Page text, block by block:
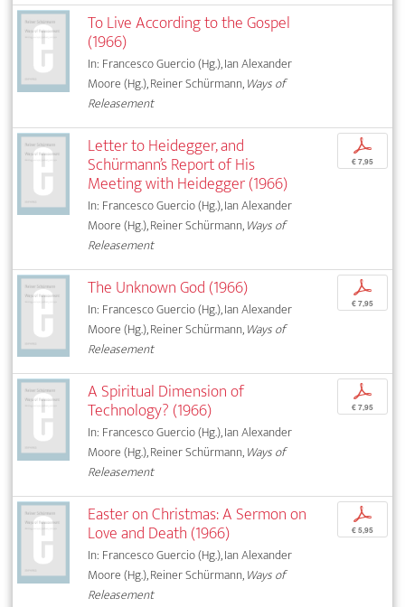
To Live According to the Gospel
(1966)
In: Francesco Guercio (Hg.), Ian Alexander
Moore (Hg.), Reiner Schürmann,Ways of
Releasement
Letter to Heidegger, and
Schürmann’s Report of His
Meeting with Heidegger (1966)
In: Francesco Guercio (Hg.), Ian Alexander
Moore (Hg.), Reiner Schürmann,Ways of
Releasement
p
€ 7,95
The Unknown God (1966)
In: Francesco Guercio (Hg.), Ian Alexander
Moore (Hg.), Reiner Schürmann,Ways of
Releasement
p
€ 7,95
A Spiritual Dimension of
Technology? (1966)
In: Francesco Guercio (Hg.), Ian Alexander
Moore (Hg.), Reiner Schürmann,Ways of
Releasement
p
€ 7,95
Easter on Christmas: A Sermon on
Love and Death (1966)
In: Francesco Guercio (Hg.), Ian Alexander
Moore (Hg.), Reiner Schürmann,Ways of
Releasement
p
€ 5,95